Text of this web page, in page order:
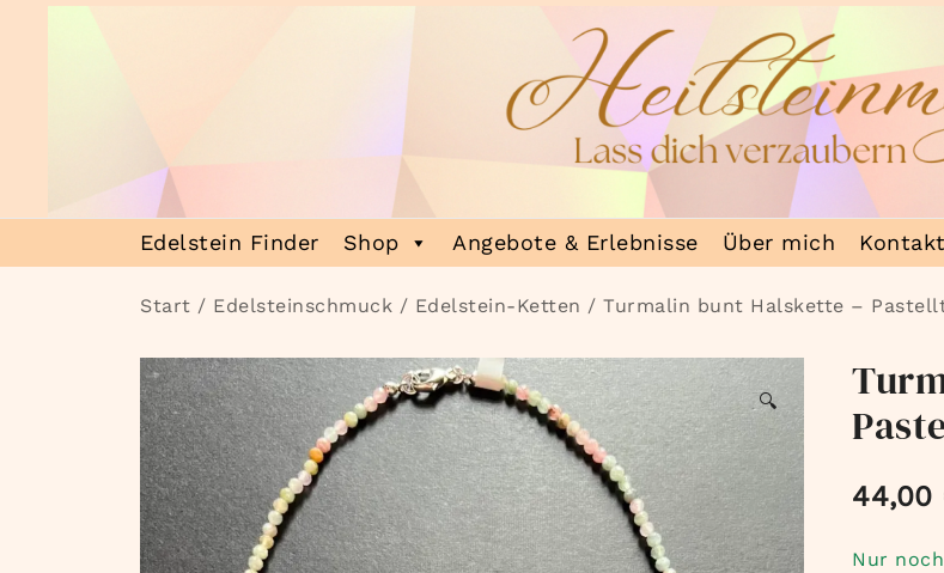
Heilsteinmagie
Lass dich verzaubern
Edelstein Finder Shop Angebote & Erlebnisse Über mich Kontakt
Start / Edelsteinschmuck / Edelstein-Ketten / Turmalin bunt Halskette –
🔍
44,00
Nur